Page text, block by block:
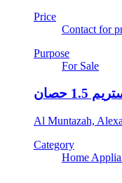
Price
Contact for
Purpose
For Sale
حصان
Al Muntazah,
Category
Home